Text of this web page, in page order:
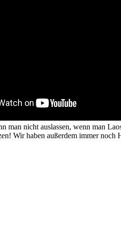
man nicht auslassen, wenn man
Wir haben außerdem immer